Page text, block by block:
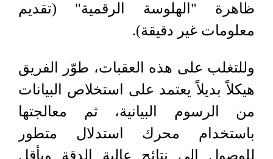
ظاهرة "الهلوسة الرقمية" (تقديم
معلومات غير دقيقة).
وللتغلب على هذه العقبات، طوّر الفريق
هيكلاً بديلاً يعتمد على استخلاص البيانات
من الرسوم البيانية، ثم معالجتها
باستخدام محرك استدلال متطور
للوصول إلى نتائج عالية الدقة وبأقل